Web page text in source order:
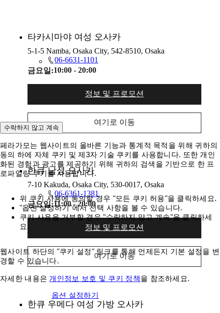
타카시마야 여성 오사카
5-1-5 Namba, Osaka City, 542-8510, Osaka
06-6631-1101
금요일:10:00 - 20:00
정보 및 프로모션
여기로 이동
한큐 남성 오사카
7-10 Kakuda, Osaka City, 530-0017, Osaka
06-6361-1381
금요일:11:00 - 20:00
정보 및 프로모션
여기로 이동
한큐 우메다 여성 가방 오사카
수락하지 않고 계속
페라가모는 웹사이트의 올바른 기능과 통계적 목적을 위해 귀하의
동의 하에 자체 쿠키 및 제3자 기술 쿠키를 사용합니다. 또한 개인
화된 경험과 광고를 제공하기 위해 귀하의 검색을 기반으로 한 프
로파일링 쿠키를 사용합니다.
위 쿠키 사용에 동의할 경우 "모든 쿠키 허용"을 클릭하세요.
"옵션 설정하기"에서 선택 사항을 볼 수 있습니다.
쿠키 사용을 거부할 경우 "수락하지 않고 계속"을 클릭하세
요.
웹사이트 하단의 "쿠키 설정" 링크를 통해 언제든지 기본 설정을 변
경할 수 있습니다.
자세한 내용은 개인정보 보호 및 쿠키 정책을 참조하세요.
옵션 설정하기